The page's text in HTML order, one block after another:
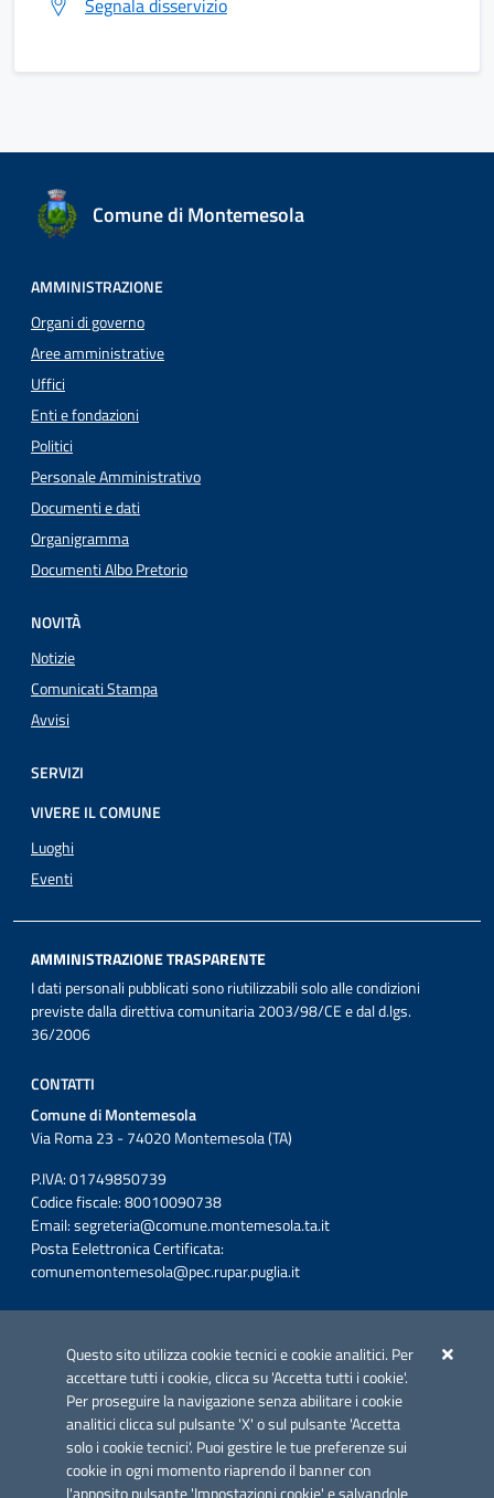
Questo sito utilizza cookie tecnici e cookie analitici. Per
accettare tutti i cookie, clicca su 'Accetta tutti i cookie'.
Per proseguire la navigazione senza abilitare i cookie
analitici clicca sul pulsante 'X' o sul pulsante 'Accetta
solo i cookie tecnici'. Puoi gestire le tue preferenze sui
cookie in ogni momento riaprendo il banner con
Segnala disservizio
Comune di Montemesola
AMMINISTRAZIONE
Organi di governo
Aree amministrative
Uffici
Enti e fondazioni
Politici
Personale Amministrativo
Documenti e dati
Organigramma
Documenti Albo Pretorio
NOVITÀ
Notizie
Comunicati Stampa
Avvisi
SERVIZI
VIVERE IL COMUNE
Luoghi
Eventi
AMMINISTRAZIONE TRASPARENTE
I dati personali pubblicati sono riutilizzabili solo alle condizioni
previste dalla direttiva comunitaria 2003/98/CE e dal d.lgs.
36/2006
CONTATTI
Comune di Montemesola
Via Roma 23 - 74020 Montemesola (TA)
P.IVA: 01749850739
Codice fiscale: 80010090738
Email:segreteria@comune.montemesola.ta.it
Posta Eelettronica Certificata:
comunemontemesola@pec.rupar.puglia.it
Azione 2.3.
Link utili